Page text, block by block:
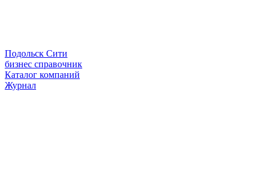
Подольск Сити
бизнес справочник
Каталог компаний
Журнал